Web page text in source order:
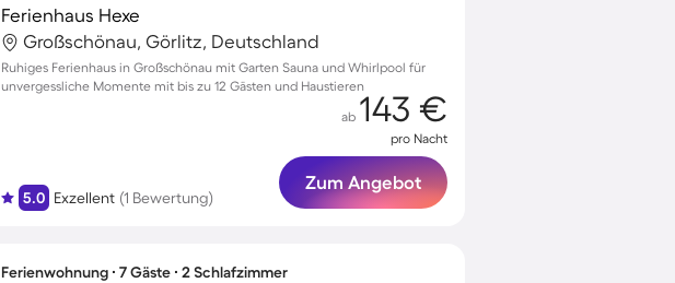
Ferienhaus Hexe
Großschönau, Görlitz, Deutschland
Ruhiges Ferienhaus in Großschönau mit Garten Sauna und Whirlpool für
unvergessliche Momente mit bis zu 12 Gästen und Haustieren
5.0 Exzellent (1 Bewertung)
ab 143 €
pro Nacht
Zum Angebot
Ferienwohnung ∙ 7 Gäste ∙ 2 Schlafzimmer